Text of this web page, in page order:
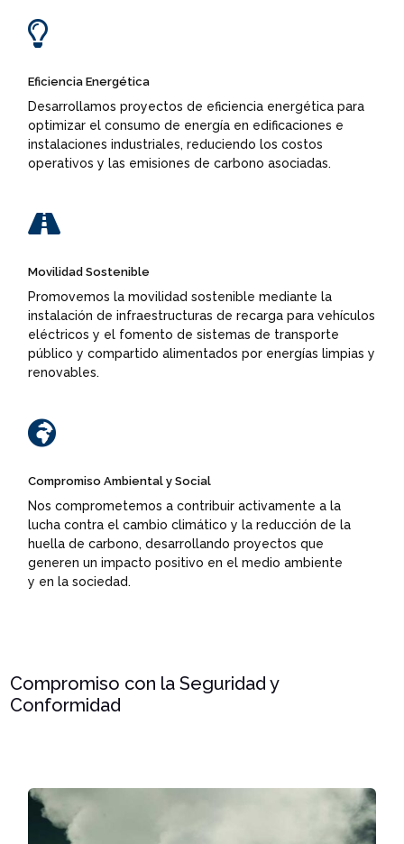

Eficiencia Energética
Desarrollamos proyectos de eficiencia energética para
optimizar el consumo de energía en edificaciones e
instalaciones industriales, reduciendo los costos
operativos y las emisiones de carbono asociadas.

Movilidad Sostenible
Promovemos la movilidad sostenible mediante la
instalación de infraestructuras de recarga para vehículos
eléctricos y el fomento de sistemas de transporte
público y compartido alimentados por energías limpias y
renovables.

Compromiso Ambiental y Social
Nos comprometemos a contribuir activamente a la
lucha contra el cambio climático y la reducción de la
huella de carbono, desarrollando proyectos que
generen un impacto positivo en el medio ambiente
y en la sociedad.
Compromiso con la Seguridad y
Conformidad